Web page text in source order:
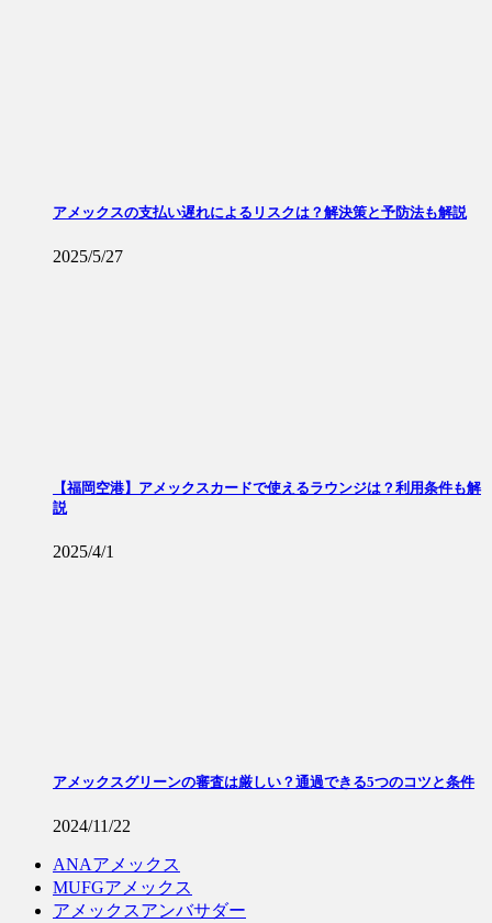
アメックスの支払い遅れによるリスクは？解決策と予防法も解説
2025/5/27
【福岡空港】アメックスカードで使えるラウンジは？利用条件も解
説
2025/4/1
アメックスグリーンの審査は厳しい？通過できる5つのコツと条件
2024/11/22
ANAアメックス
MUFGアメックス
アメックスアンバサダー